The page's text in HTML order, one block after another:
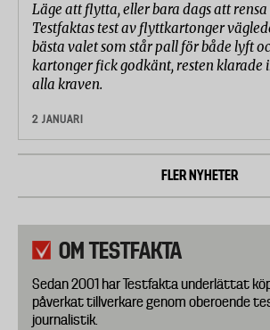
Läge att flytta, eller bara dags att rensa
Testfaktas test av flyttkartonger
bästa valet som står pall för både lyft
kartonger fick godkänt, resten klarade
alla kraven.
2 JANUARI
FLER NYHETER
OM TESTFAKTA
Sedan 2001 har Testfakta underlättat
påverkat tillverkare genom oberoende
journalistik.